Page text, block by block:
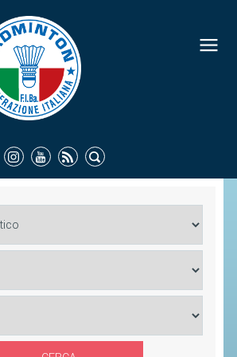
FEDERAZIONE
IDENTITÀ
COMMISSIONI FEDERALI
ORGANI TERRITORIALI
SOCIETÀ SPORTIVE
TUTELA DELLA SALUTE -
COMUNICAZIONE E MARKETING